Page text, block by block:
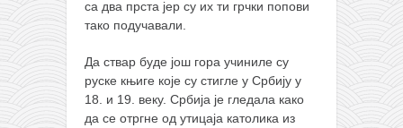
са два прста јер су их ти грчки попови
тако подучавали.
Да ствар буде још гора учиниле су
руске књиге које су стигле у Србију у
18. и 19. веку. Србија је гледала како
да се отргне од утицаја католика из